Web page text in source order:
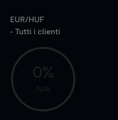
EUR/HUF
- Tutti i clienti
0%
N/A